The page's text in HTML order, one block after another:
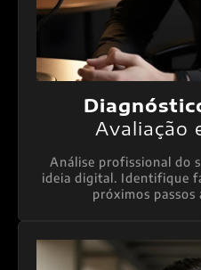
Avaliação
Análise profissional do
ideia digital. Identifique
próximos